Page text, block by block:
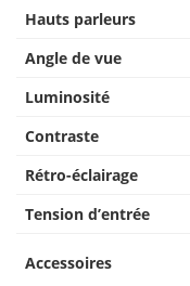
Hauts parleurs
Angle de vue
Luminosité
Contraste
Rétro-éclairage
Tension d’entrée
Accessoires